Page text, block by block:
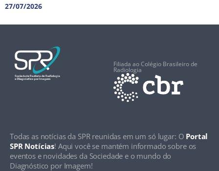
27/07/2026
Filiada ao Colégio Brasileiro de
Radiologia
Todas as notícias da SPR reunidas em um só lugar: O Portal
SPR Notícias! Aqui você se mantém informado sobre os
eventos e novidades da Sociedade e o mundo do
Diagnóstico por Imagem!